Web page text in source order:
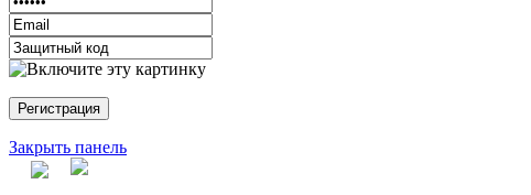
Закрыть панель